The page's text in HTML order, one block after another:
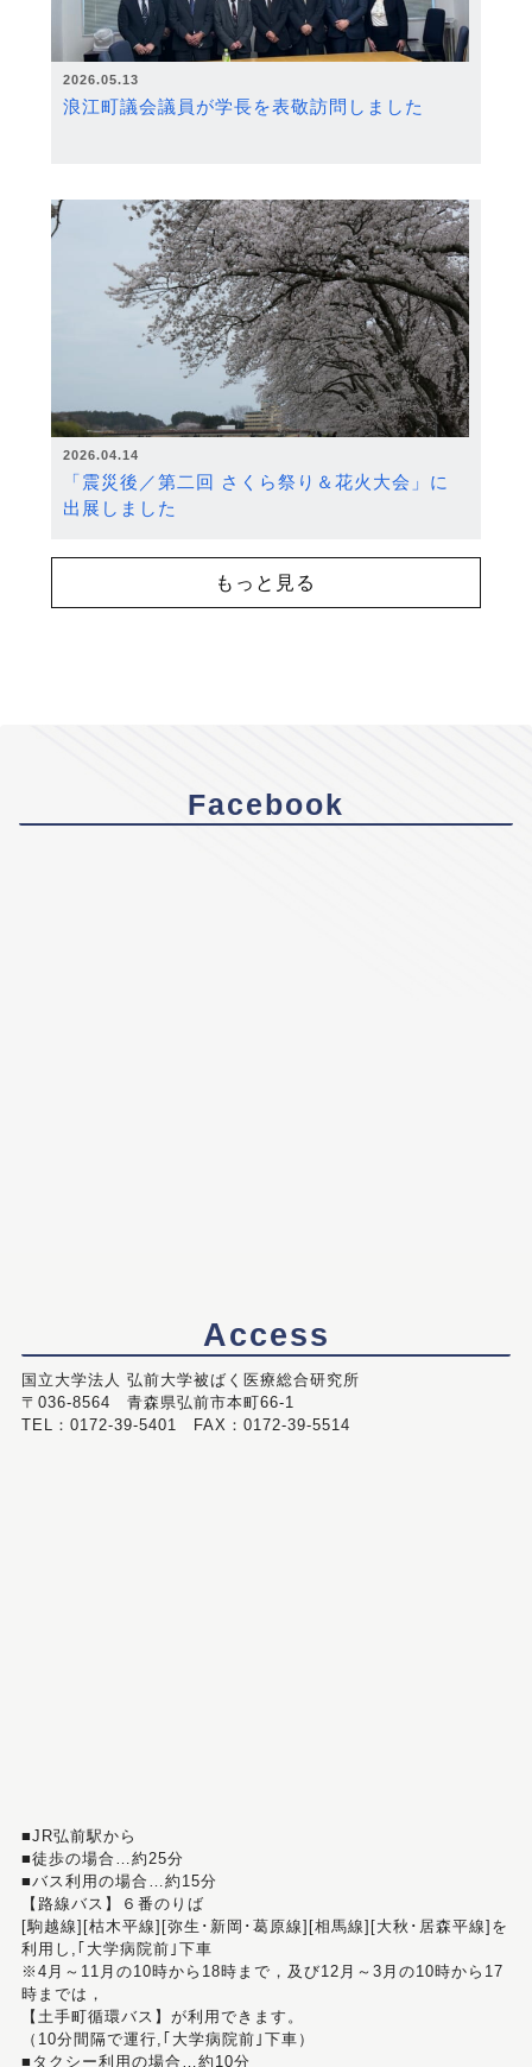
2026.05.13
浪江町議会議員が学長を表敬訪問しました
2026.04.14
「震災後／第二回 さくら祭り＆花火大会」に
出展しました
もっと見る
Facebook
Access
国立大学法人 弘前大学被ばく医療総合研究所
〒036-8564 青森県弘前市本町66-1
TEL：0172-39-5401 FAX：0172-39-5514
■JR弘前駅から
■徒歩の場合…約25分
■バス利用の場合…約15分
【路線バス】６番のりば
[駒越線][枯木平線][弥生･新岡･葛原線][相馬線][大秋･居森平線]を
利用し,｢大学病院前｣下車
※4月～11月の10時から18時まで，及び12月～3月の10時から17
時までは，
【土手町循環バス】が利用できます。
（10分間隔で運行,｢大学病院前｣下車）
■タクシー利用の場合…約10分